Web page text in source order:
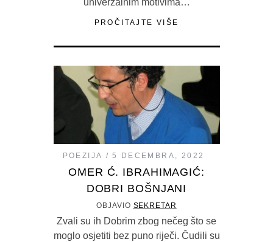
univerzalnim motivima…
PROČITAJTE VIŠE
POEZIJA 5 DECEMBRA, 2022
OMER Ć. IBRAHIMAGIĆ:
DOBRI BOŠNJANI
OBJAVIO SEKRETAR
Zvali su ih Dobrim zbog nečeg što se
moglo osjetiti bez puno riječi. Čudili su